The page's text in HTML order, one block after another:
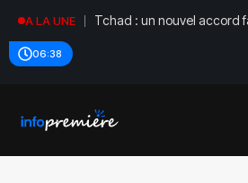
A LA UNE
Tchad : un nouvel accord
06:38